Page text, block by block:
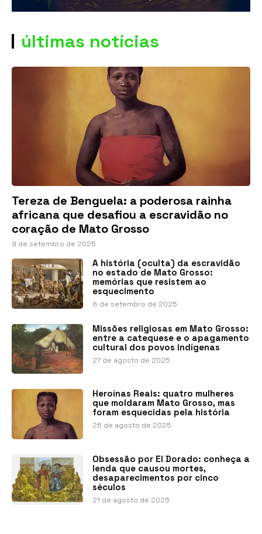
últimas notícias
Tereza de Benguela: a poderosa rainha
africana que desafiou a escravidão no
coração de Mato Grosso
9 de setembro de 2025
A história (oculta) da escravidão
no estado de Mato Grosso:
memórias que resistem ao
esquecimento
8 de setembro de 2025
Missões religiosas em Mato Grosso:
entre a catequese e o apagamento
cultural dos povos indígenas
27 de agosto de 2025
Heroínas Reais: quatro mulheres
que moldaram Mato Grosso, mas
foram esquecidas pela história
26 de agosto de 2025
Obsessão por El Dorado: conheça a
lenda que causou mortes,
desaparecimentos por cinco
séculos
21 de agosto de 2025